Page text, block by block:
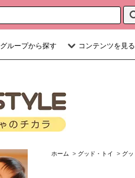
グループから探す コンテンツを見る
ホーム > グッド・トイ > グ